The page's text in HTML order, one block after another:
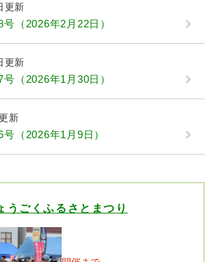
更新
（2026年2月22日）
更新
（2026年1月30日）
新
（2026年1月9日）
うごくふるさとまつり